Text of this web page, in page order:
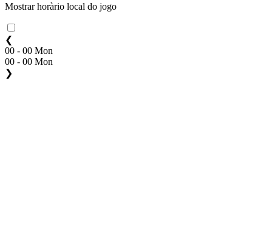
Mostrar horàrio local do jogo
❮
00 - 00 Mon
00 - 00 Mon
❯